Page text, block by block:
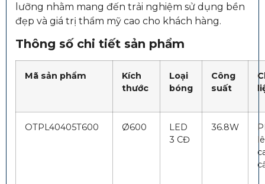
lưỡng nhằm mang đến trải nghiệm sử dụng bền
đẹp và giá trị thẩm mỹ cao cho khách hàng.
Thông số chi tiết sản phẩm
Mã sản phẩm
Kích
thước
Loại
bóng
Công
suất
OTPL40405T600 Ø600
LED
3 CĐ
36.8W
lê